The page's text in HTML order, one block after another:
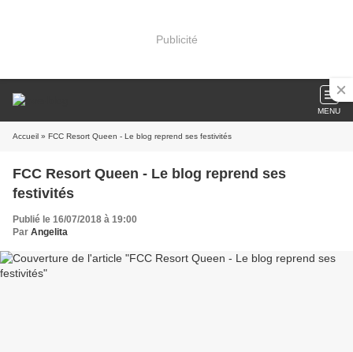
Publicité
MENU
Accueil » FCC Resort Queen - Le blog reprend ses festivités
FCC Resort Queen - Le blog reprend ses
festivités
Publié le 16/07/2018 à 19:00
Par Angelita